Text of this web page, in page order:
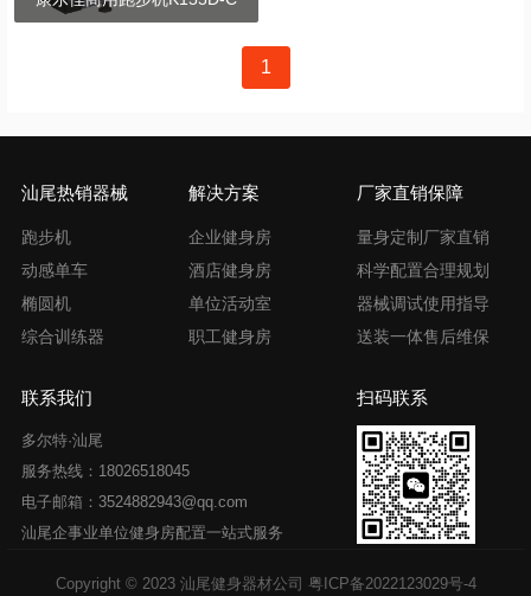
1
汕尾热销器械
跑步机
动感单车
椭圆机
综合训练器
解决方案
企业健身房
酒店健身房
单位活动室
职工健身房
厂家直销保障
量身定制厂家直销
科学配置合理规划
器械调试使用指导
送装一体售后维保
联系我们
多尔特·汕尾
服务热线：18026518045
电子邮箱：3524882943@qq.com
汕尾企事业单位健身房配置一站式服务
扫码联系
Copyright © 2023 汕尾健身器材公司 粤ICP备2022123029号-4